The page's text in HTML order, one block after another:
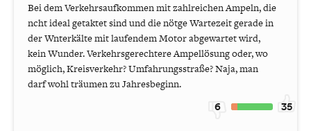
Bei dem Verkehrsaufkommen mit zahlreichen Ampeln, die
ncht ideal getaktet sind und die nötge Wartezeit gerade in
der Wnterkälte mit laufendem Motor abgewartet wird,
kein Wunder. Verkehrsgerechtere Ampellösung oder, wo
möglich, Kreisverkehr? Umfahrungsstraße? Naja, man
darf wohl träumen zu Jahresbeginn.
6 35